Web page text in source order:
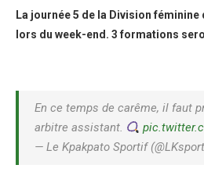
La journée 5 de la Division féminine
lors du week-end. 3 formations
En ce temps de carême, il faut
arbitre assistant.
— Le Kpakpato Sportif